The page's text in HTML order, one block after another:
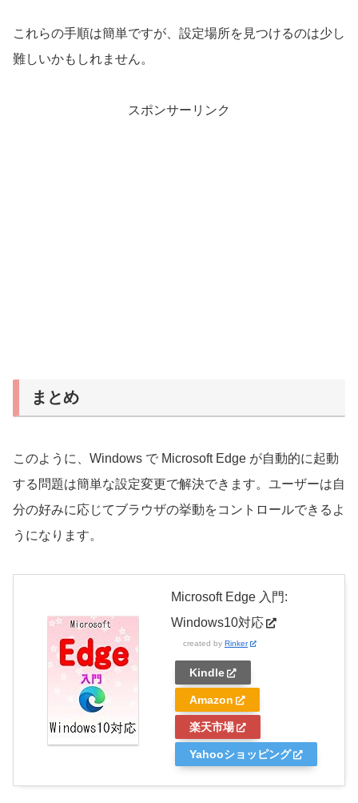
これらの手順は簡単ですが、設定場所を見つけるのは少し
難しいかもしれません。
スポンサーリンク
まとめ
このように、Windows で Microsoft Edge が自動的に起動
する問題は簡単な設定変更で解決できます。ユーザーは自
分の好みに応じてブラウザの挙動をコントロールできるよ
うになります。
Microsoft Edge 入門:
Windows10対応
created by Rinker
Kindle
Amazon
楽天市場
Yahooショッピング